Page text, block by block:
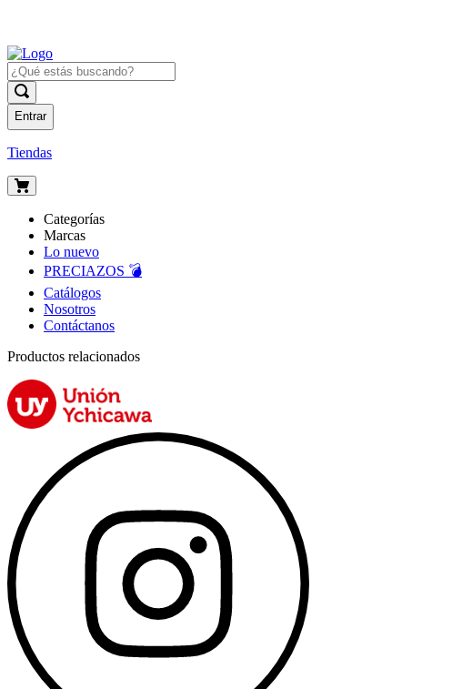
Entrar
Tiendas
Categorías
Marcas
Lo nuevo
PRECIAZOS 💣
Catálogos
Nosotros
Contáctanos
Productos relacionados